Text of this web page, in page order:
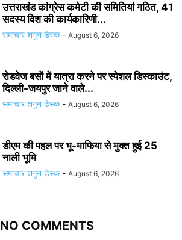
उत्तराखंड कांग्रेस कमेटी की समितियां गठित, 41
सदस्य विश की कार्यकारिणी...
समाचार शगुन डेस्क - August 6, 2026
रोडवेज बसों में यात्रा करने पर स्पेशल डिस्काउंट,
दिल्ली-जयपुर जाने वाले...
समाचार शगुन डेस्क - August 6, 2026
डीएम की पहल पर भू-माफिया से मुक्त हुई 25
नाली भूमि
समाचार शगुन डेस्क - August 6, 2026
NO COMMENTS